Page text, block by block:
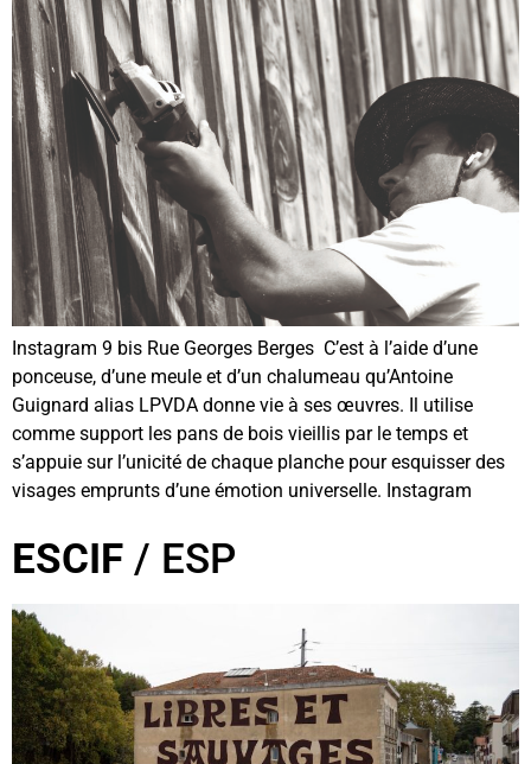
Instagram 9 bis Rue Georges Berges C’est à l’aide d’une
ponceuse, d’une meule et d’un chalumeau qu’Antoine
Guignard alias LPVDA donne vie à ses œuvres. Il utilise
comme support les pans de bois vieillis par le temps et
s’appuie sur l’unicité de chaque planche pour esquisser des
visages emprunts d’une émotion universelle. Instagram
ESCIF / ESP